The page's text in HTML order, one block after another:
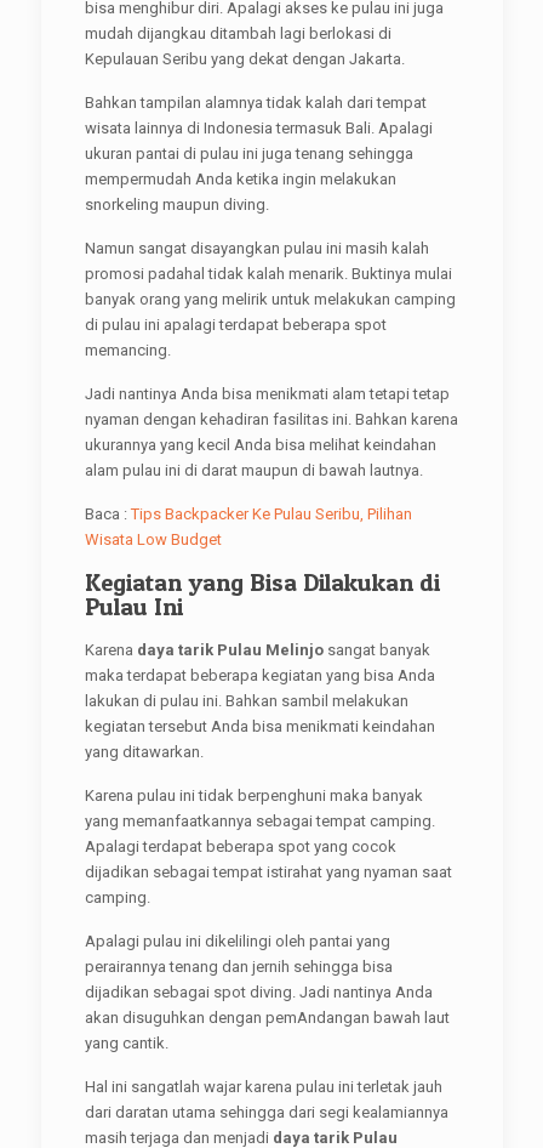
bisa menghibur diri. Apalagi akses ke pulau ini juga
mudah dijangkau ditambah lagi berlokasi di
Kepulauan Seribu yang dekat dengan Jakarta.
Bahkan tampilan alamnya tidak kalah dari tempat
wisata lainnya di Indonesia termasuk Bali. Apalagi
ukuran pantai di pulau ini juga tenang sehingga
mempermudah Anda ketika ingin melakukan
snorkeling maupun diving.
Namun sangat disayangkan pulau ini masih kalah
promosi padahal tidak kalah menarik. Buktinya mulai
banyak orang yang melirik untuk melakukan camping
di pulau ini apalagi terdapat beberapa spot
memancing.
Jadi nantinya Anda bisa menikmati alam tetapi tetap
nyaman dengan kehadiran fasilitas ini. Bahkan karena
ukurannya yang kecil Anda bisa melihat keindahan
alam pulau ini di darat maupun di bawah lautnya.
Baca :Tips Backpacker Ke Pulau Seribu, Pilihan
Wisata Low Budget
Kegiatan yang Bisa Dilakukan di
Pulau Ini
Karena daya tarik Pulau Melinjo sangat banyak
maka terdapat beberapa kegiatan yang bisa Anda
lakukan di pulau ini. Bahkan sambil melakukan
kegiatan tersebut Anda bisa menikmati keindahan
yang ditawarkan.
Karena pulau ini tidak berpenghuni maka banyak
yang memanfaatkannya sebagai tempat camping.
Apalagi terdapat beberapa spot yang cocok
dijadikan sebagai tempat istirahat yang nyaman saat
camping.
Apalagi pulau ini dikelilingi oleh pantai yang
perairannya tenang dan jernih sehingga bisa
dijadikan sebagai spot diving. Jadi nantinya Anda
akan disuguhkan dengan pemAndangan bawah laut
yang cantik.
Hal ini sangatlah wajar karena pulau ini terletak jauh
dari daratan utama sehingga dari segi kealamiannya
masih terjaga dan menjadi daya tarik Pulau